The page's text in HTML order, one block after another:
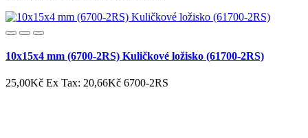
10x15x4 mm (6700-2RS) Kuličkové ložisko (61700-2RS)
25,00Kč Ex Tax: 20,66Kč 6700-2RS